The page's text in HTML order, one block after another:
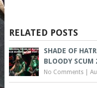
RELATED POSTS
SHADE OF
BLOODY SCUM
No Comments|